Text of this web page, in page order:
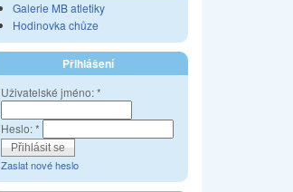
Galerie MB atletiky
Hodinovka chůze
Přihlášení
Uživatelské jméno:*
Heslo:*
Zaslat nové heslo